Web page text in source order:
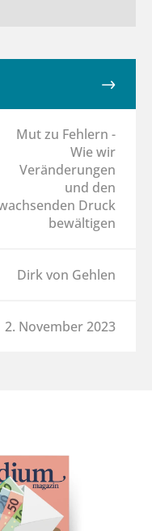
Mut zu Fehlern -
Wie wir
Veränderungen
und den
Druck
bewältigen
Dirk von Gehlen
2. November 2023